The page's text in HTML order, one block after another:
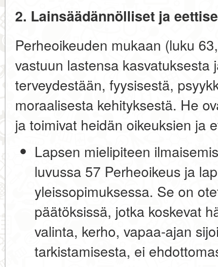
2. Lainsäädännölliset ja
Perheoikeuden mukaan (luku
vastuun lastensa kasvatuksesta
terveydestään, fyysisestä,
moraalisesta kehityksestä. He
ja toimivat heidän oikeuksien ja
Lapsen mielipiteen
luvussa 57 Perheoikeus ja
yleissopimuksessa. Se on
päätöksissä, jotka koskevat
valinta, kerho, vapaa-ajan
tarkistamisesta, ei